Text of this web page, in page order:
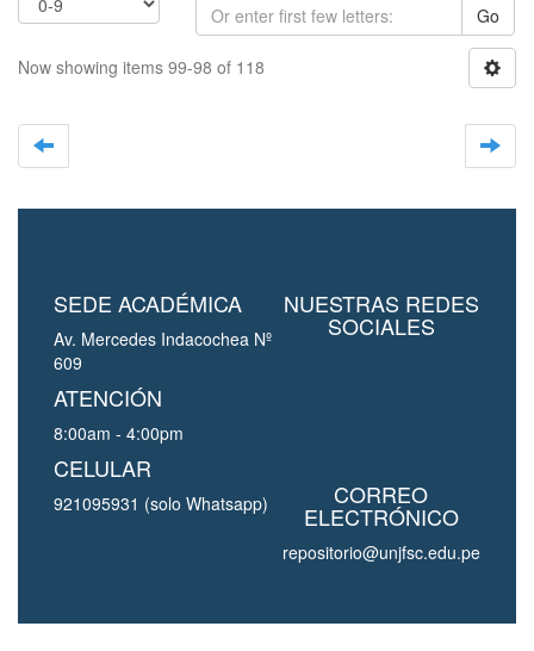
Go
Now showing items 99-98 of 118
SEDE ACADÉMICA
Av. Mercedes Indacochea Nº
609
ATENCIÓN
8:00am - 4:00pm
CELULAR
921095931 (solo Whatsapp)
NUESTRAS REDES
SOCIALES
CORREO
ELECTRÓNICO
repositorio@unjfsc.edu.pe